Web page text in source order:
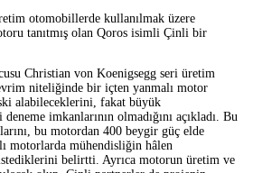
otomobillerde kullanılmak üzere
tanıtmış olan Qoros isimli Çinli bir
Christian von Koenigsegg seri üretim
niteliğinde bir içten yanmalı motor
alabileceklerini, fakat büyük
imkanlarının olmadığını açıkladı. Bu
bu motordan 400 beygir güç elde
motorlarda mühendisliğin hâlen
belirtti. Ayrıca motorun üretim ve